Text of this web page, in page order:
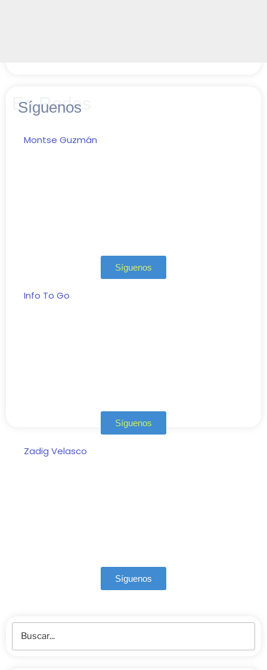
En Redes
Síguenos
Montse Guzmán
Síguenos
Info To Go
Síguenos
Zadig Velasco
Síguenos